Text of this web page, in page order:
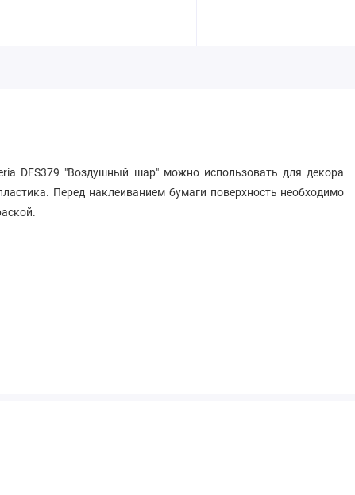
DFS379 "Воздушный шар" можно использовать для декора
Перед наклеиванием бумаги поверхность необходимо